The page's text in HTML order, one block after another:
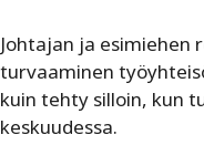
Johtajan ja esimiehen
turvaaminen
kuin tehty silloin, kun
keskuudessa.